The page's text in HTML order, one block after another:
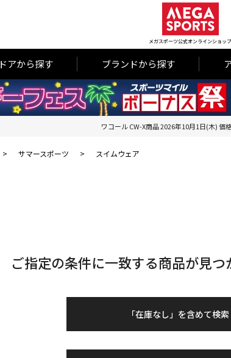
メガスポーツ公式オンラインショップ
アから探す ブランドから探す
ワコール CW-X商品 2026年10月1日(木) 価
> サマースポーツ > スイムウェア
ご指定の条件に一致する商品が見つ
「在庫なし」を含めて検索